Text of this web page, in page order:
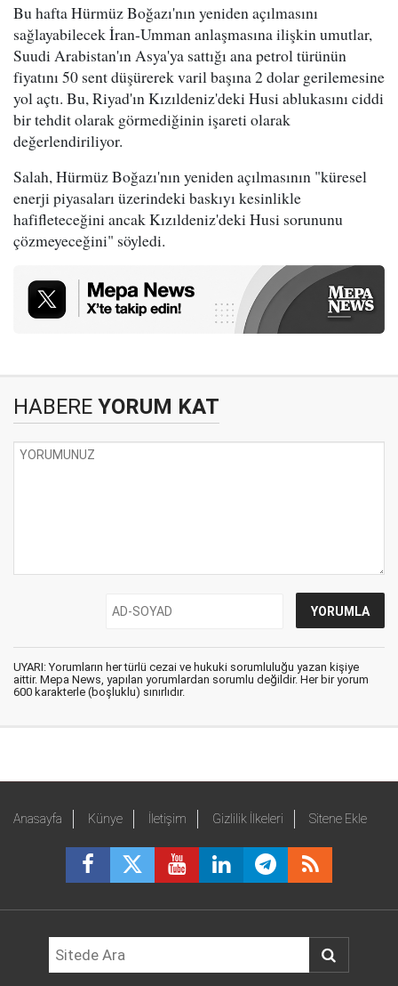
Bu hafta Hürmüz Boğazı'nın yeniden açılmasını
sağlayabilecek İran-Umman anlaşmasına ilişkin umutlar,
Suudi Arabistan'ın Asya'ya sattığı ana petrol türünün
fiyatını 50 sent düşürerek varil başına 2 dolar gerilemesine
yol açtı. Bu, Riyad'ın Kızıldeniz'deki Husi ablukasını ciddi
bir tehdit olarak görmediğinin işareti olarak
değerlendiriliyor.
Salah, Hürmüz Boğazı'nın yeniden açılmasının "küresel
enerji piyasaları üzerindeki baskıyı kesinlikle
hafifleteceğini ancak Kızıldeniz'deki Husi sorununu
çözmeyeceğini" söyledi.
HABERE YORUM KAT
UYARI: Yorumların her türlü cezai ve hukuki sorumluluğu yazan kişiye
aittir. Mepa News, yapılan yorumlardan sorumlu değildir. Her bir yorum
600 karakterle (boşluklu) sınırlıdır.
Anasayfa Künye İletişim Gizlilik İlkeleri Sitene Ekle